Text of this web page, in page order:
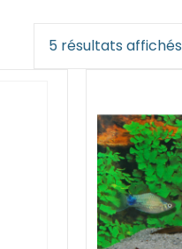
5 résultats affichés